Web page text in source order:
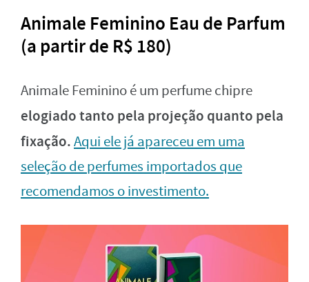
Animale Feminino Eau de Parfum
(a partir de R$ 180)
Animale Feminino é um perfume chipre
elogiado tanto pela projeção quanto pela
fixação.Aqui ele já apareceu em uma
seleção de perfumes importados que
recomendamos o investimento.